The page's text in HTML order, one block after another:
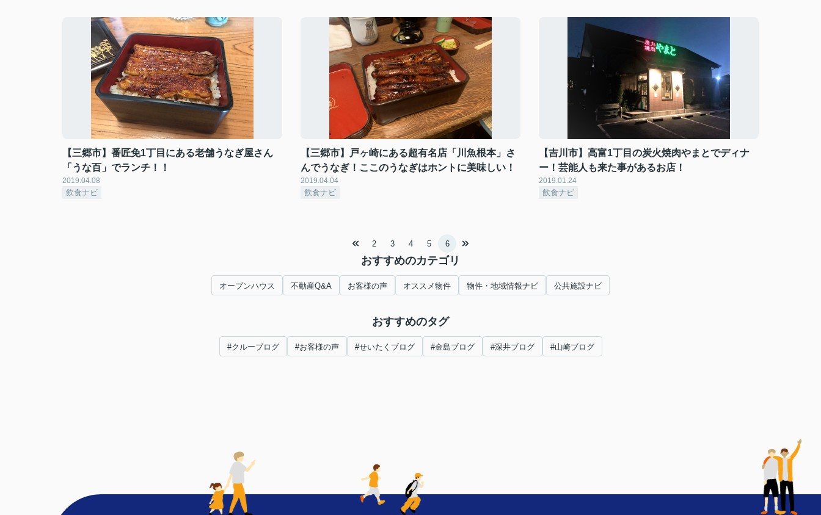
【三郷市】番匠免1丁目にある老舗うなぎ屋さん
「うな百」でランチ！！
2019.04.08
飲食ナビ
【三郷市】戸ヶ崎にある超有名店「川魚根本」さ
んでうなぎ！ここのうなぎはホントに美味しい！
2019.04.04
飲食ナビ
【吉川市】高富1丁目の炭火焼肉やまとでディナ
ー！芸能人も来た事があるお店！
2019.01.24
飲食ナビ
2 3 4 5 6
おすすめのカテゴリ
オープンハウス 不動産Q&A お客様の声 オススメ物件 物件・地域情報ナビ 公共施設ナビ
おすすめのタグ
#クルーブログ #お客様の声 #せいたくブログ #金島ブログ #深井ブログ #山崎ブログ